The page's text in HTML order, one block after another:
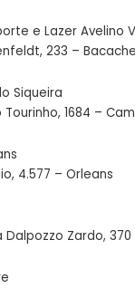
e Lazer Avelino
233 –
Siqueira
1684 –
4.577 – Orleans
Dalpozzo Zardo,